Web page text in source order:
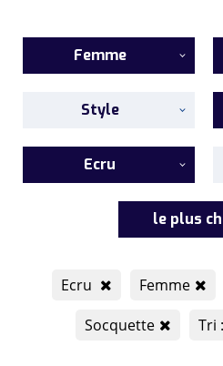
Femme
Style
Ecru
le plus
Ecru Femme
Socquette
Tri